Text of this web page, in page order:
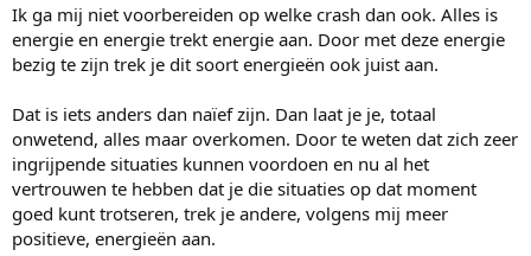
Ik ga mij niet voorbereiden op welke crash dan ook. Alles is
energie en energie trekt energie aan. Door met deze energie
bezig te zijn trek je dit soort energieën ook juist aan.
Dat is iets anders dan naïef zijn. Dan laat je je, totaal
onwetend, alles maar overkomen. Door te weten dat zich zeer
ingrijpende situaties kunnen voordoen en nu al het
vertrouwen te hebben dat je die situaties op dat moment
goed kunt trotseren, trek je andere, volgens mij meer
positieve, energieën aan.